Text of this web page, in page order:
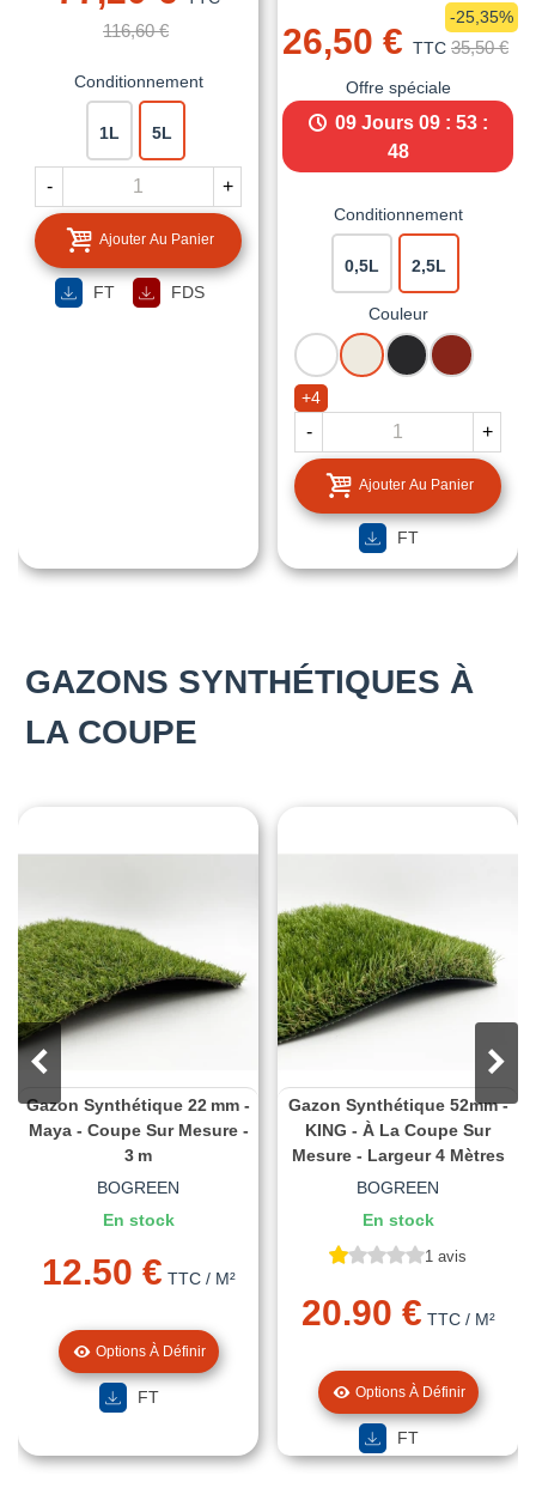
116,60 €
Conditionnement
1L 5L
- +
Ajouter Au Panier
FT FDS
26,50 € TTC 35,50 €
-25,35%
Offre spéciale
09 Jours 09 : 53 :
47
Conditionnement
0,5L 2,5L
Couleur
BLANC BLANC
CREME
NOIR
MAT
ROUGE
BASQUE
+4
- +
Ajouter Au Panier
FT
GAZONS SYNTHÉTIQUES À
LA COUPE
Gazon Synthétique 22 Mm -
Maya - Coupe Sur Mesure -
3 M
BOGREEN
En stock
12.50 € TTC/ M²
Options À Définir
FT
Gazon Synthétique 52mm -
KING - À La Coupe Sur
Mesure - Largeur 4 Mètres
BOGREEN
En stock
1 avis
20.90 € TTC/ M²
Options À Définir
FT